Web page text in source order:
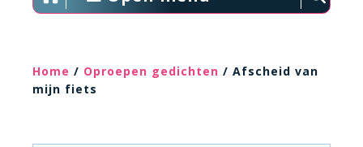
Home / Oproepen gedichten / Afscheid van
mijn fiets